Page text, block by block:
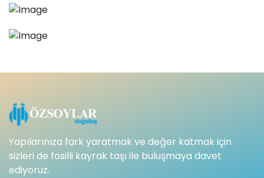
Yapılarınıza fark yaratmak ve değer katmak için
sizleri de fosilli kayrak taşı ile buluşmaya davet
ediyoruz.